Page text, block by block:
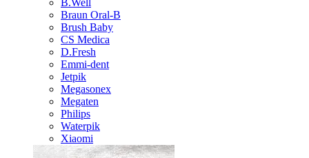
B.Well
Braun Oral-B
Brush Baby
CS Medica
D.Fresh
Emmi-dent
Jetpik
Megasonex
Megaten
Philips
Waterpik
Xiaomi